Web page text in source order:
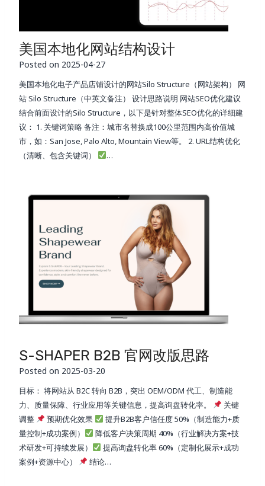
美国本地化网站结构设计
Posted on 2025-04-27
美国本地化电子产品店铺设计的网站Silo Structure（网站架构） 网
站 Silo Structure（中英文备注） 设计思路说明 网站SEO优化建议
结合前面设计的Silo Structure，以下是针对整体SEO优化的详细建
议： 1. 关键词策略 备注：城市名替换成100公里范围内高价值城
市，如：San Jose, Palo Alto, Mountain View等。 2. URL结构优化
（清晰、包含关键词）
…
S-SHAPER B2B 官网改版思路
Posted on 2025-03-20
目标： 将网站从 B2C 转向 B2B，突出 OEM/ODM 代工、制造能
力、质量保障、行业应用等关键信息，提高询盘转化率。
关键
调整
预期优化效果
提升B2B客户信任度 50%（制造能力+质
量控制+成功案例）
降低客户决策周期 40%（行业解决方案+技
术研发+可持续发展）
提高询盘转化率 60%（定制化展示+成功
案例+资源中心）
结论…